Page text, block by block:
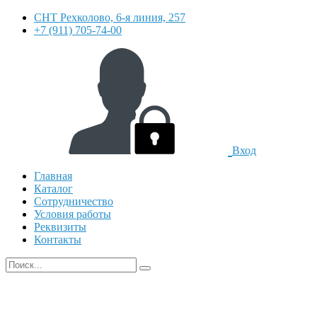
СНТ Рехколово, 6-я линия, 257
+7 (911) 705-74-00
Вход
Главная
Каталог
Сотрудничество
Условия работы
Реквизиты
Контакты